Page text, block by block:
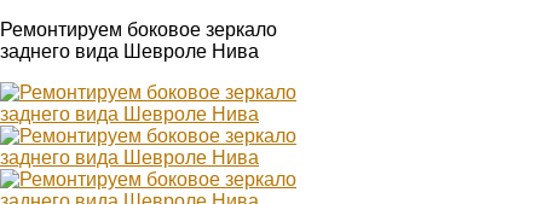
Ремонтируем боковое зеркало
заднего вида Шевроле Нива